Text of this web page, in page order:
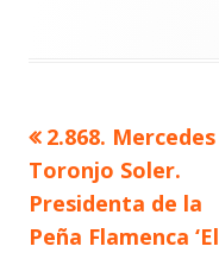
Navegación
de
entradas
Artículo
anterior
2.868. Mercedes
Toronjo Soler.
Presidenta de la
Peña Flamenca ‘El